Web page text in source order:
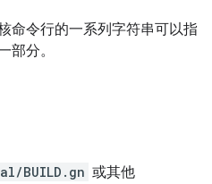
命令行的一系列字符串可以指
部分。
BUILD.gn 或其他